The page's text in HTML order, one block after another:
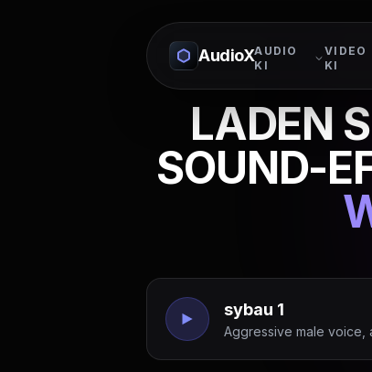
AudioXAUDIO
KI
VIDEO
KI
LADEN
SOUND-
sybau 1
Aggressive male voice,